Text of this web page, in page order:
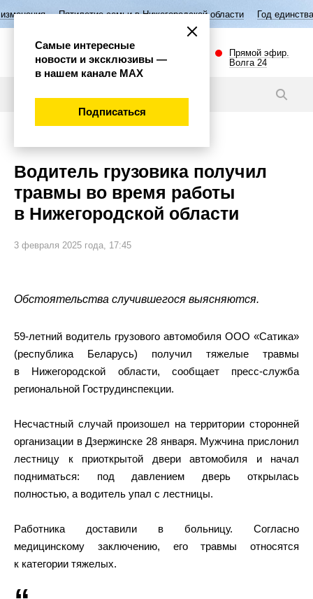
семьи в Нижегородской области Год единства народов России
Прямой эфир.
Волга 24
Водитель грузовика получил
травмы во время работы
в Нижегородской области
3 февраля 2025 года, 17:45
Обстоятельства случившегося выясняются.
59-летний водитель грузового автомобиля ООО «Сатика»
(республика Беларусь) получил тяжелые травмы
в Нижегородской области, сообщает пресс-служба
региональной Гострудинспекции.
Несчастный случай произошел на территории сторонней
организации в Дзержинске 28 января. Мужчина прислонил
лестницу к приоткрытой двери автомобиля и начал
подниматься: под давлением дверь открылась
полностью, а водитель упал с лестницы.
Работника доставили в больницу. Согласно
медицинскому заключению, его травмы относятся
к категории тяжелых.
Самые интересные
новости и эксклюзивы —
в нашем канале МАХ
Подписаться